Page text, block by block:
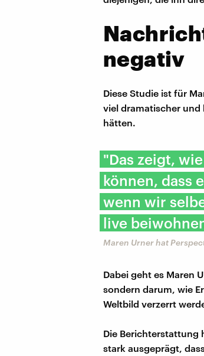
negativ
Diese Studie ist für
viel dramatischer und
hätten.
"Das zeigt,
können, dass
wenn wir
live
Maren Urner hat
Dabei geht es Maren
sondern darum, wie
Weltbild verzerrt
Die Berichterstattung
stark ausgeprägt,